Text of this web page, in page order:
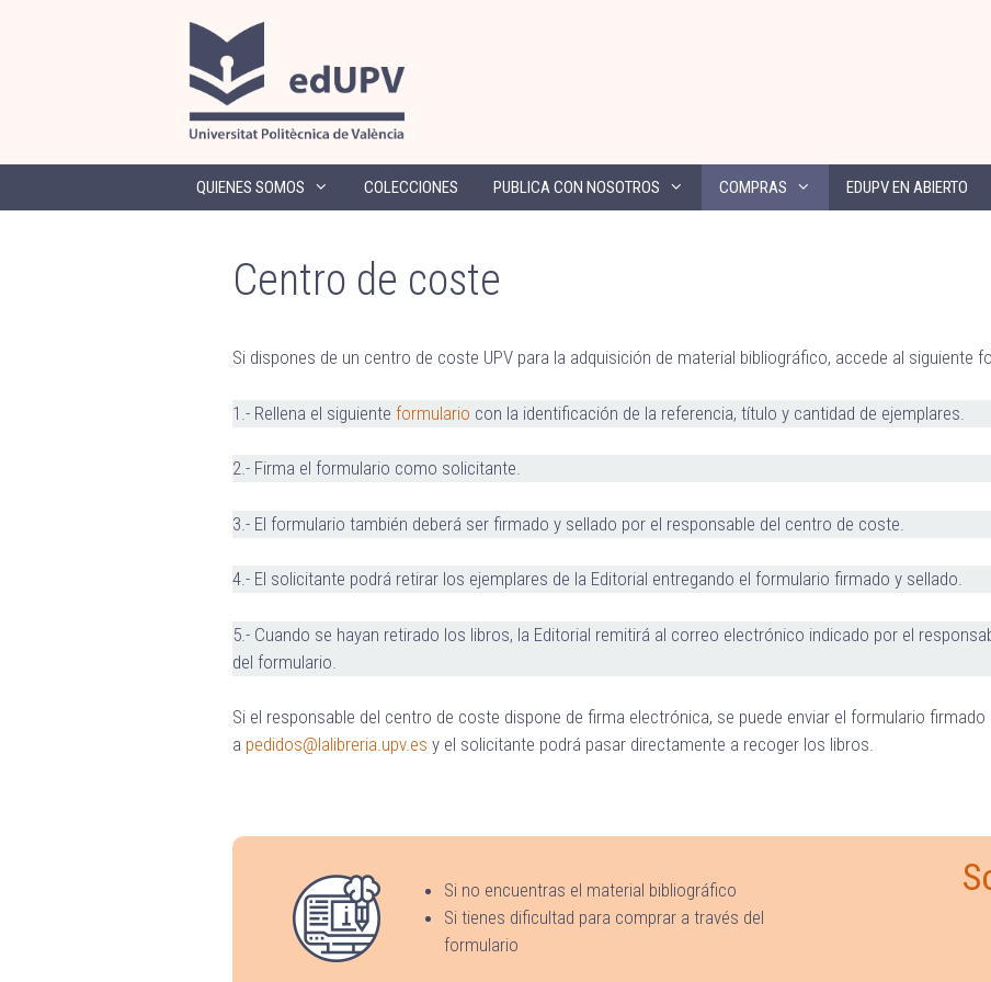
QUIENES SOMOS COLECCIONES PUBLICA CON NOSOTROS COMPRAS EDUPV EN ABIERTO
Centro de coste
Si dispones de un centro de coste UPV para la adquisición de material bibliográfico, accede al siguiente
1.- Rellena el siguiente formulario con la identificación de la referencia, título y cantidad de ejemplares.
2.- Firma el formulario como solicitante.
3.- El formulario también deberá ser firmado y sellado por el responsable del centro de coste.
4.- El solicitante podrá retirar los ejemplares de la Editorial entregando el formulario firmado y sellado.
5.- Cuando se hayan retirado los libros, la Editorial remitirá al correo electrónico indicado por el
del formulario.
Si el responsable del centro de coste dispone de firma electrónica, se puede enviar el formulario
a pedidos@lalibreria.upv.es y el solicitante podrá pasar directamente a recoger los libros.
Si no encuentras el material bibliográfico
Si tienes dificultad para comprar a través del
formulario